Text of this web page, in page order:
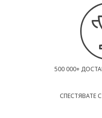
500 000+
СПЕСТЯВАТЕ